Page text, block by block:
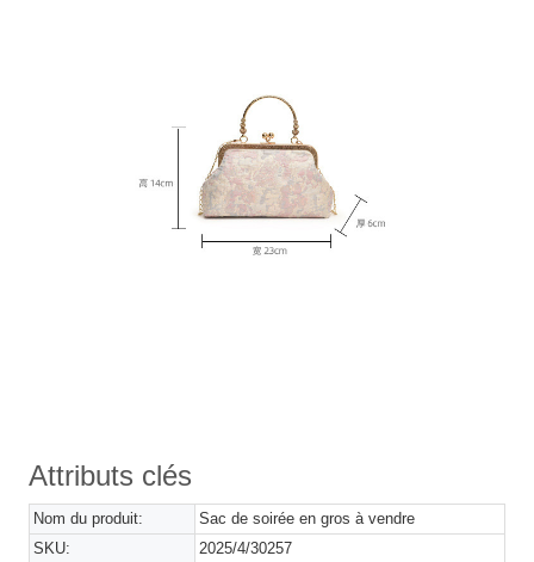
Attributs clés
Nom du produit:
Sac de soirée en gros à vendre
SKU:
2025/4/30257